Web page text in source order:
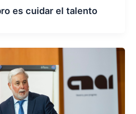
es cuidar el talento